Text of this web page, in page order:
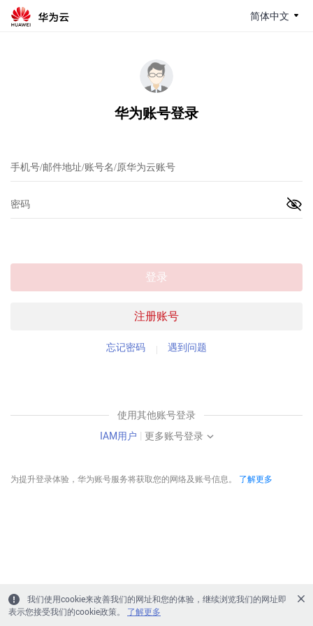
简体中文
华为账号登录
注册账号
登录
忘记密码 遇到问题
使用其他账号登录
IAM用户 | 更多账号登录
为提升登录体验，华为账号服务将获取您的网络及账号信息。 了解更多
我们使用cookie来改善我们的网址和您的体验，继续浏览我们的网址即
表示您接受我们的cookie政策。
了解更多